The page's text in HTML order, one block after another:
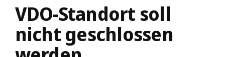
VDO-Standort soll
nicht geschlossen